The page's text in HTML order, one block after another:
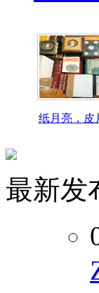
纸月亮，皮
最新发